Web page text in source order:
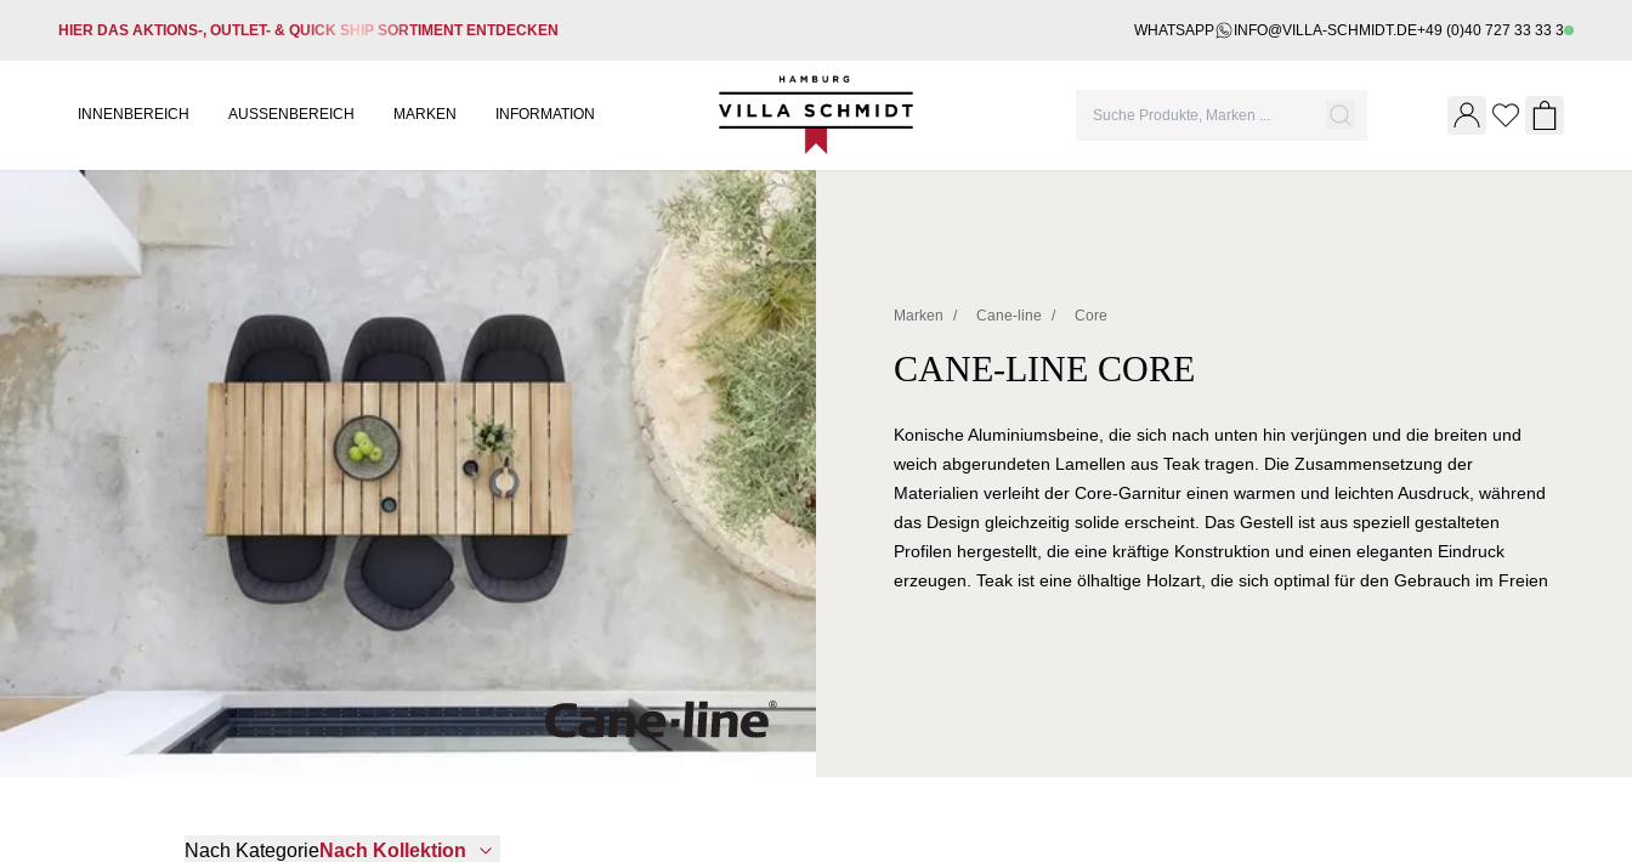
HIER DAS AKTIONS-, OUTLET- & QUICK SHIP SORTIMENT ENTDECKEN WHATSAPP INFO@VILLA-SCHMIDT.DE+49 (0)40 727 33 33 3
INNENBEREICH AUSSENBEREICH MARKEN INFORMATION
Villa Schmidt
Wishlist
Marken / Cane-line / Core
CANE-LINE CORE
Konische Aluminiumsbeine, die sich nach unten hin verjüngen und die breiten und
weich abgerundeten Lamellen aus Teak tragen. Die Zusammensetzung der
Materialien verleiht der Core-Garnitur einen warmen und leichten Ausdruck, während
das Design gleichzeitig solide erscheint. Das Gestell ist aus speziell gestalteten
Profilen hergestellt, die eine kräftige Konstruktion und einen eleganten Eindruck
erzeugen. Teak ist eine ölhaltige Holzart, die sich optimal für den Gebrauch im Freien
Nach KategorieNach Kollektion